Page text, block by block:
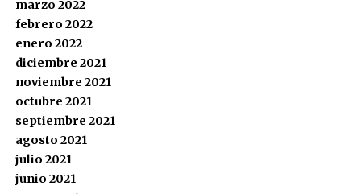
marzo 2022
febrero 2022
enero 2022
diciembre 2021
noviembre 2021
octubre 2021
septiembre 2021
agosto 2021
julio 2021
junio 2021